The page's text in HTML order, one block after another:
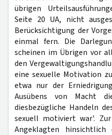
übrigen
Seite 20 UA, nicht
Berücksichtigung der
einmal fern. Die
scheinen im Übrigen vor
den
eine sexuelle Motivation
etwa nur der
Ausübens von Macht
diesbezügliche Handeln
sexuell motiviert war'.
Angeklagten hinsichtlich